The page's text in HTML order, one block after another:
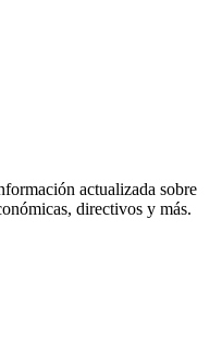
actualizada sobre
directivos y más.